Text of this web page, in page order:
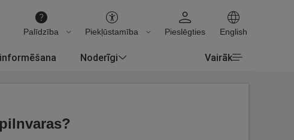
Palīdzība Piekļūstamība Pieslēgties English
Noderīgi Vairāk